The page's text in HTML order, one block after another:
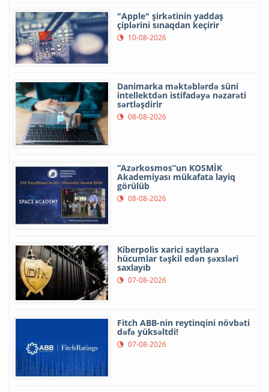
"Apple" şirkətinin yaddaş
çiplərini sınaqdan keçirir
10-08-2026
Danimarka məktəblərdə süni
intellektdən istifadəyə nəzarəti
sərtləşdirir
08-08-2026
“Azərkosmos”un KOSMİK
Akademiyası mükafata layiq
görülüb
08-08-2026
Kiberpolis xarici saytlara
hücumlar təşkil edən şəxsləri
saxlayıb
07-08-2026
Fitch ABB-nin reytinqini növbəti
dəfə yüksəltdi!
07-08-2026